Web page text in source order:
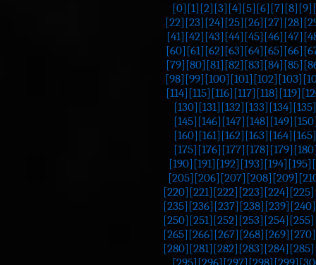
[0] [1] [2] [3] [4] [5] [6] [7] [8] [9]
[22] [23] [24] [25] [26] [27] [28]
[41] [42] [43] [44] [45] [46] [47]
[60] [61] [62] [63] [64] [65] [66]
[79] [80] [81] [82] [83] [84] [85]
[98] [99] [100] [101] [102] [103]
[114] [115] [116] [117] [118] [119]
[130] [131] [132] [133] [134] [135]
[145] [146] [147] [148] [149]
[160] [161] [162] [163] [164] [165]
[175] [176] [177] [178] [179]
[190] [191] [192] [193] [194] [195]
[205] [206] [207] [208] [209]
[220] [221] [222] [223] [224] [225]
[235] [236] [237] [238] [239] [240]
[250] [251] [252] [253] [254] [255]
[265] [266] [267] [268] [269] [270]
[280] [281] [282] [283] [284] [285]